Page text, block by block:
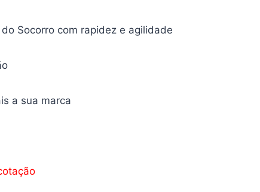
Socorro com rapidez e agilidade
a sua marca